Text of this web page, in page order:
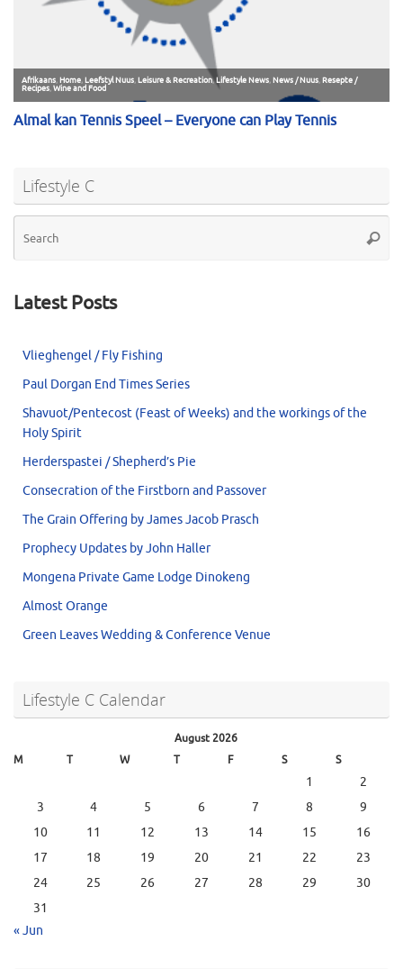
Lifestyle C
Latest Posts
Vlieghengel / Fly Fishing
Paul Dorgan End Times Series
Shavuot/Pentecost (Feast of Weeks) and the workings of the
Holy Spirit
Herderspastei / Shepherd’s Pie
Consecration of the Firstborn and Passover
The Grain Offering by James Jacob Prasch
Prophecy Updates by John Haller
Mongena Private Game Lodge Dinokeng
Almost Orange
Green Leaves Wedding & Conference Venue
Lifestyle C Calendar
August 2026
M
T W T F S S
1
2
3
4 5 6 7 8
9
10
11 12 13 14 15
16
17
18 19 20 21 22
23
24
25 26 27 28 29
30
31
« Jun